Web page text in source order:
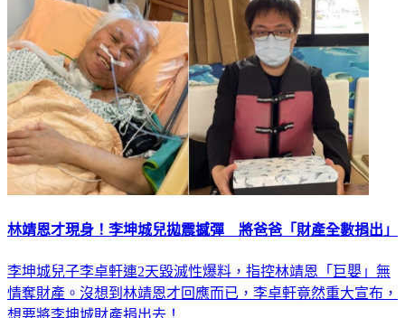
林靖恩才現身！李坤城兒拋震撼彈 將爸爸「財產全數捐出」
李坤城兒子李卓軒連2天毀滅性爆料，指控林靖恩「巨嬰」無
情奪財產。沒想到林靖恩才回應而已，李卓軒竟然重大宣布，
想要將李坤城財產捐出去！